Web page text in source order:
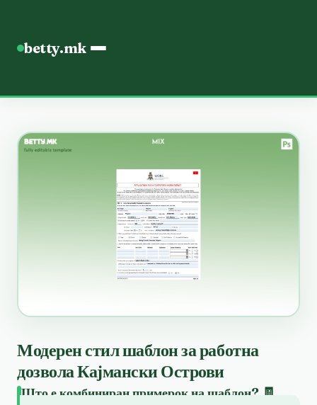
betty.mk
Модерен стил шаблон за работна
дозвола Кајмански Острови
Што е комбиниран примерок на шаблон? 🧾